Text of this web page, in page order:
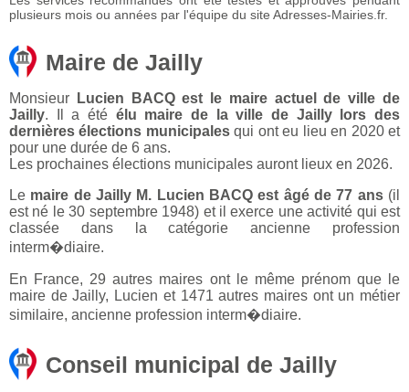
plusieurs mois ou années par l'équipe du site Adresses-Mairies.fr.
Maire de Jailly
Monsieur
Lucien BACQ est le maire actuel de ville de
Jailly. Il a été élu maire de la ville de Jailly lors des
dernières élections municipalesqui ont eu lieu en 2020 et
pour une durée de 6 ans.
Les prochaines élections municipales auront lieux en 2026.
Le maire de Jailly M. Lucien BACQ est âgé de 77 ans(il
est né le 30 septembre 1948) et il exerce une activité qui est
classée dans la catégorie ancienne profession
interm�diaire.
En France, 29 autres maires ont le même prénom que le
maire de Jailly, Lucien et 1471 autres maires ont un métier
similaire, ancienne profession interm�diaire.
Conseil municipal de Jailly